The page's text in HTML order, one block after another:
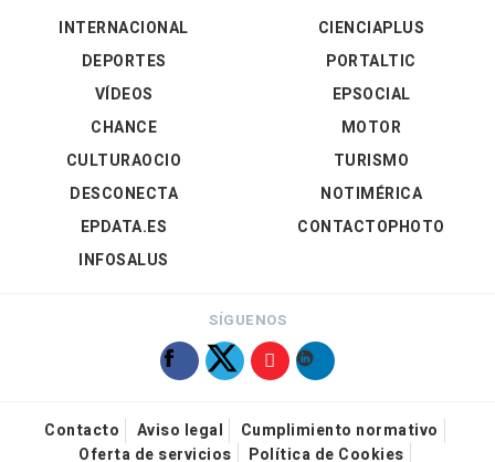
INTERNACIONAL
DEPORTES
VÍDEOS
CIENCIAPLUS
PORTALTIC
EPSOCIAL
CHANCE
CULTURAOCIO
DESCONECTA
EPDATA.ES
INFOSALUS
MOTOR
TURISMO
NOTIMÉRICA
CONTACTOPHOTO
SÍGUENOS
Contacto Aviso legal
Cumplimiento normativo
Oferta de servicios
Política de Cookies